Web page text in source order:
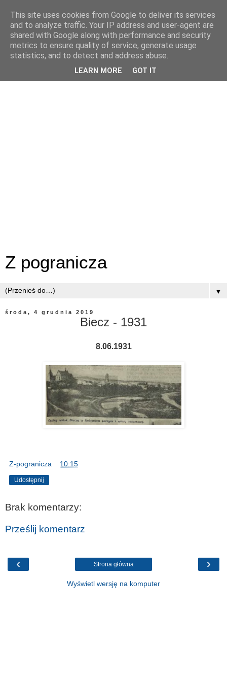
Z pogranicza
▼
środa, 4 grudnia 2019
Biecz - 1931
8.06.1931
Z-pogranicza 10:15
Udostępnij
Brak komentarzy:
Prześlij komentarz
‹ ›
Strona główna
Wyświetl wersję na komputer
This site uses cookies from Google to deliver its services
and to analyze traffic. Your IP address and user-agent are
shared with Google along with performance and security
metrics to ensure quality of service, generate usage
statistics, and to detect and address abuse.
LEARN MORE GOT IT